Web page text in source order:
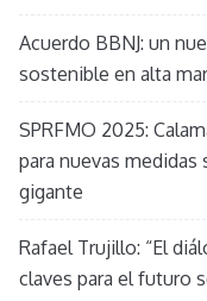
Acuerdo BBNJ: un
sostenible en alta mar
SPRFMO 2025:
para nuevas medidas
gigante
Rafael Trujillo: “El
claves para el futuro